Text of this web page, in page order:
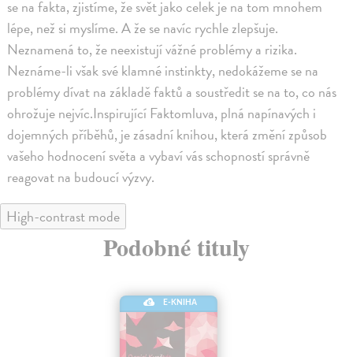
se na fakta, zjistíme, že svět jako celek je na tom mnohem
lépe, než si myslíme. A že se navíc rychle zlepšuje.
Neznamená to, že neexistují vážné problémy a rizika.
Neznáme-li však své klamné instinkty, nedokážeme se na
problémy dívat na základě faktů a soustředit se na to, co nás
ohrožuje nejvíc.Inspirující Faktomluva, plná napínavých i
dojemných příběhů, je zásadní knihou, která změní způsob
vašeho hodnocení světa a vybaví vás schopností správně
reagovat na budoucí výzvy.
High-contrast mode
Podobné tituly
E-KNIHA